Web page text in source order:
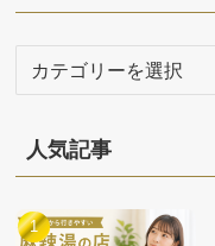
リ
ー
人気記事